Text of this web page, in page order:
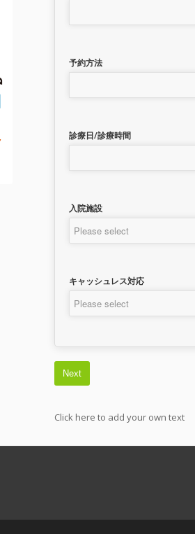
予約方法
診療日/診療時間
入院施設
キャッシュレス対応
Next
Click here to add your own text